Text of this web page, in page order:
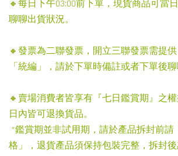
🔸每日下午03:00前下單，現貨商品可當
聊聊出貨狀況。
🔸發票為二聯發票，開立三聯發票需提
「統編」，請於下單時備註或者下單後聊
🔸賣場消費者皆享有『七日鑑賞期』之
日內皆可退換貨品。
*鑑賞期並非試用期，請於產品拆封前請
格」，退貨產品須保持包裝完整，拆封後